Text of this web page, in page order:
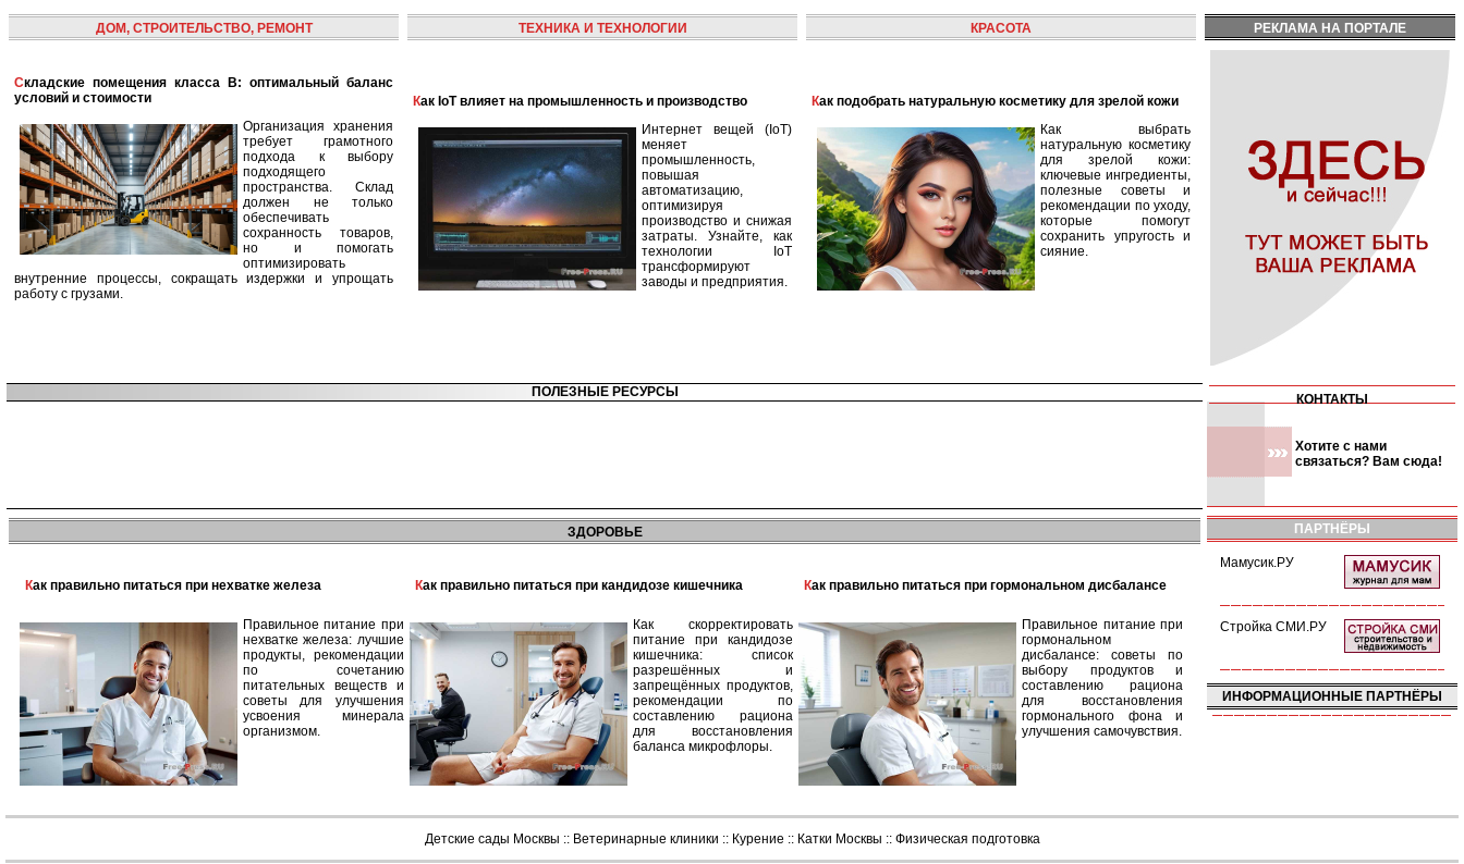
ДОМ, СТРОИТЕЛЬСТВО, РЕМОНТ
Складские помещения класса B: оптимальный баланс
условий и стоимости
Организация хранения
требует грамотного
подхода к выбору
подходящего
пространства. Склад
должен не только
обеспечивать
сохранность товаров,
но и помогать
оптимизировать
внутренние процессы, сокращать издержки и упрощать
работу с грузами.
ТЕХНИКА И ТЕХНОЛОГИИ
Как IoT влияет на промышленность и производство
Интернет вещей (IoT)
меняет
промышленность,
повышая
автоматизацию,
оптимизируя
производство и снижая
затраты. Узнайте, как
технологии IoT
трансформируют
заводы и предприятия.
КРАСОТА
Как подобрать натуральную косметику для зрелой кожи
Как выбрать
натуральную косметику
для зрелой кожи:
ключевые ингредиенты,
полезные советы и
рекомендации по уходу,
которые помогут
сохранить упругость и
сияние.
РЕКЛАМА НА ПОРТАЛЕ
ПОЛЕЗНЫЕ РЕСУРСЫ КОНТАКТЫ
Хотите с нами
связаться? Вам сюда!
ЗДОРОВЬЕ
Как правильно питаться при нехватке железа
Правильное питание при
нехватке железа: лучшие
продукты, рекомендации
по сочетанию
питательных веществ и
советы для улучшения
усвоения минерала
организмом.
Как правильно питаться при кандидозе кишечника
Как скорректировать
питание при кандидозе
кишечника: список
разрешённых и
запрещённых продуктов,
рекомендации по
составлению рациона
для восстановления
баланса микрофлоры.
Как правильно питаться при гормональном дисбалансе
Правильное питание при
гормональном
дисбалансе: советы по
выбору продуктов и
составлению рациона
для восстановления
гормонального фона и
улучшения самочувствия.
ПАРТНЁРЫ
Мамусик.РУ
Стройка СМИ.РУ
ИНФОРМАЦИОННЫЕ ПАРТНЁРЫ
Детские сады Москвы :: Ветеринарные клиники :: Курение :: Катки Москвы :: Физическая подготовка